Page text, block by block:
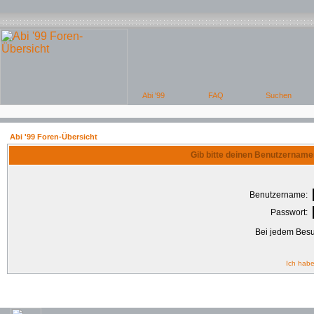
Abi '99 Foren-Übersicht
Gib bitte deinen
Benutzername:
Passwort:
Bei jedem
Ich